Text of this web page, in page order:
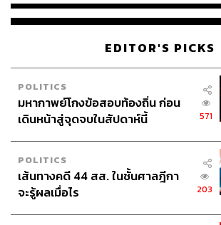
EDITOR'S PICKS
POLITICS
มหากาพย์โกงข้อสอบท้องถิ่น ก่อน
เดินหน้าสู่จุดจบในสัปดาห์นี้
571
POLITICS
เส้นทางคดี 44 สส. ในชั้นศาลฎีกา
จะรู้ผลเมื่อไร
203